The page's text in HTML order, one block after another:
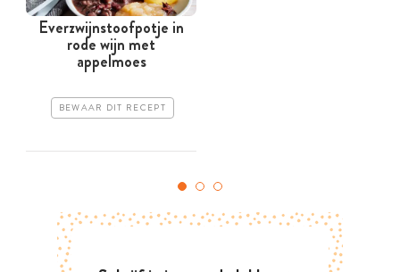
Everzwijnstoofpotje in
rode wijn met
appelmoes
BEWAAR DIT RECEPT